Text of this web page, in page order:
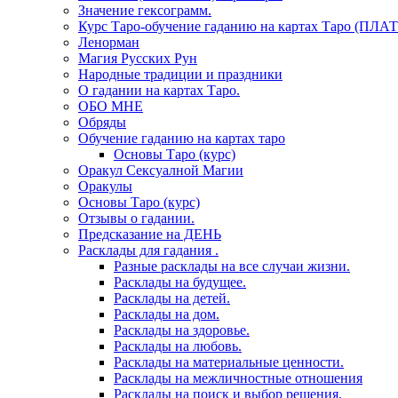
Значение гексограмм.
Курс Таро-обучение гаданию на картах Таро
Ленорман
Магия Русских Рун
Народные традиции и праздники
О гадании на картах Таро.
ОБО МНЕ
Обряды
Обучение гаданию на картах таро
Основы Таро (курс)
Оракул Сексуалной Магии
Оракулы
Основы Таро (курс)
Отзывы о гадании.
Предсказание на ДЕНЬ
Расклады для гадания .
Разные расклады на все случаи жизни.
Расклады на будущее.
Расклады на детей.
Расклады на дом.
Расклады на здоровье.
Расклады на любовь.
Расклады на материальные ценности.
Расклады на межличностные отношения
Расклады на поиск и выбор решения.